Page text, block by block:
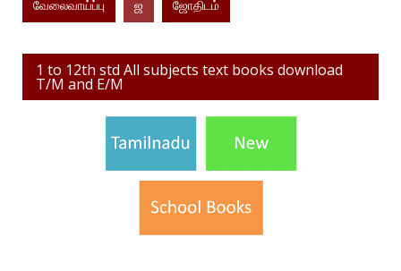
வேலைவாய்ப்பு ஜ ஜோதிடம்
1 to 12th std All subjects text books download
T/M and E/M